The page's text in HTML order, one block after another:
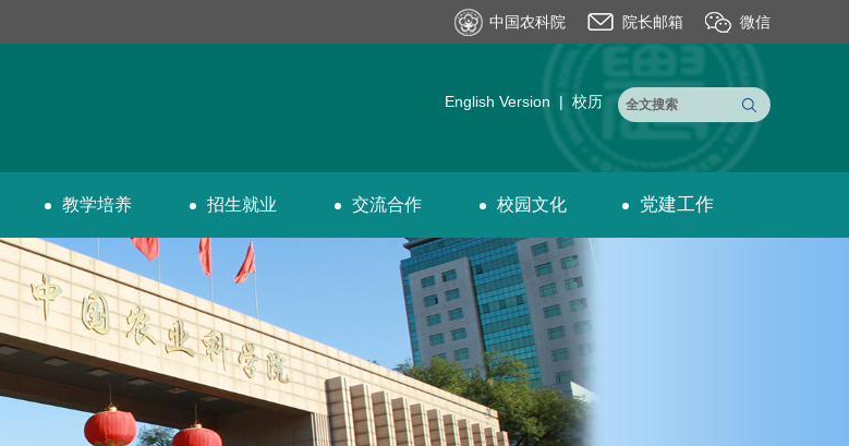
中国农科院 院长邮箱 微信
English Version | 校历
教学培养 招生就业 交流合作 校园文化 党建工作